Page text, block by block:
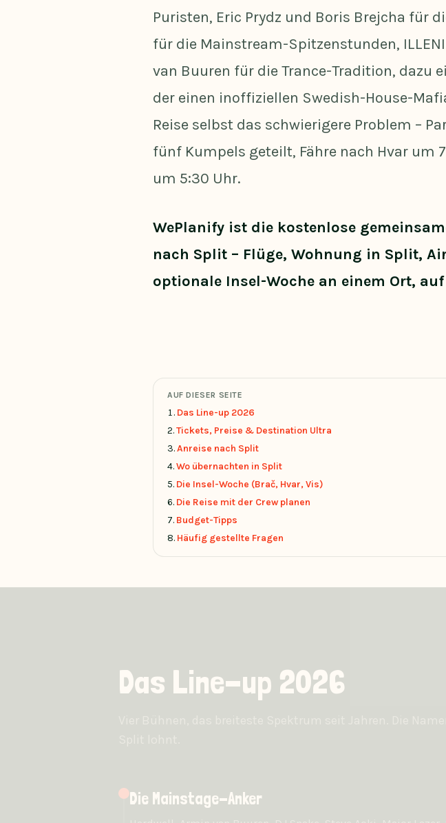
Puristen, Eric Prydz und Boris Brejcha für
für die Mainstream-Spitzenstunden,
van Buuren für die Trance-Tradition, dazu
der einen inoffiziellen Swedish-House-
Reise selbst das schwierigere Problem –
fünf Kumpels geteilt, Fähre nach Hvar um
um 5:30 Uhr.
WePlanify ist die kostenlose
nach Split – Flüge, Wohnung in Split,
optionale Insel-Woche an einem Ort,
AUF DIESER SEITE
Das Line-up 2026
Tickets, Preise & Destination Ultra
Anreise nach Split
Wo übernachten in Split
Die Insel-Woche (Brač, Hvar, Vis)
Die Reise mit der Crew planen
Budget-Tipps
Häufig gestellte Fragen
Das Line-up 2026
Die Mainstage-Anker